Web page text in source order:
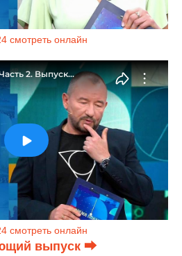
смотреть онлайн
смотреть онлайн
выпуск ⮕